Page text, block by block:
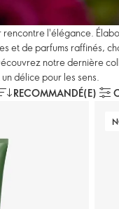
l'élégance.
et de parfums raffinés,
notre dernière
délice pour les sens.
RECOMMANDÉ(E)